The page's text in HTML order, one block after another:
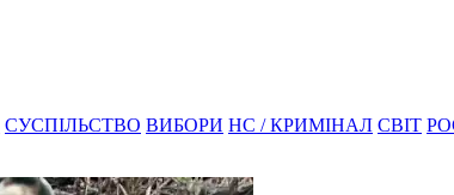
СУСПІЛЬСТВО ВИБОРИ НС / КРИМІНАЛ СВІТ